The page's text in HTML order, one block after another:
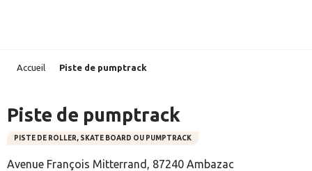
Accueil Piste de pumptrack
Piste de pumptrack
PISTE DE ROLLER, SKATE BOARD OU PUMPTRACK
Avenue François Mitterrand, 87240 Ambazac